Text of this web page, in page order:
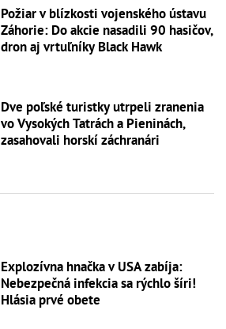
Požiar v blízkosti vojenského ústavu
Záhorie: Do akcie nasadili 90 hasičov,
dron aj vrtuľníky Black Hawk
Dve poľské turistky utrpeli zranenia
vo Vysokých Tatrách a Pieninách,
zasahovali horskí záchranári
Explozívna hnačka v USA zabíja:
Nebezpečná infekcia sa rýchlo šíri!
Hlásia prvé obete